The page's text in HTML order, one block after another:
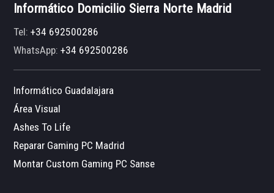
Informático Domicilio Sierra Norte Madrid
Tel:+34 692500286
WhatsApp:+34 692500286
Informático Guadalajara
Área Visual
Ashes To Life
Reparar Gaming PC Madrid
Montar Custom Gaming PC Sanse